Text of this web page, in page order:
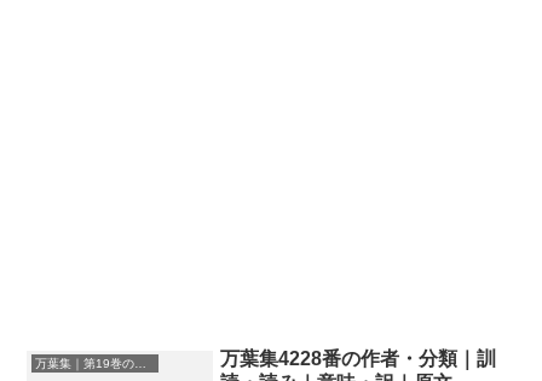
万葉集｜第19巻の和歌一覧
万葉集4228番の作者・分類｜訓